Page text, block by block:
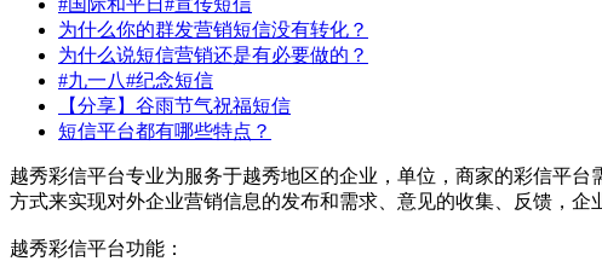
为什么你的群发营销短信没有转化？
为什么说短信营销还是有必要做的？
#九一八#纪念短信
【分享】谷雨节气祝福短信
短信平台都有哪些特点？
越秀彩信平台专业为服务于越秀地区的企业，单位，商家的彩信平
方式来实现对外企业营销信息的发布和需求、意见的收集、反馈，企
越秀彩信平台功能：